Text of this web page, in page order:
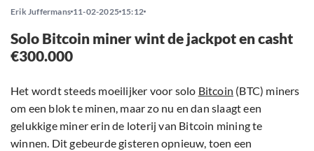
Erik Juffermans 11-02-2025 15:12
Solo Bitcoin miner wint de jackpot en casht
€300.000
Het wordt steeds moeilijker voor solo Bitcoin (BTC) miners
om een blok te minen, maar zo nu en dan slaagt een
gelukkige miner erin de loterij van Bitcoin mining te
winnen. Dit gebeurde gisteren opnieuw, toen een